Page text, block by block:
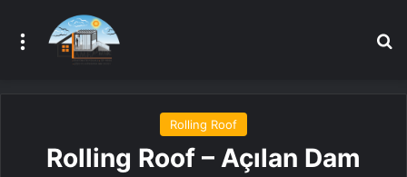
Menu
Rolling Roof
Rolling Roof – Açılan Dam